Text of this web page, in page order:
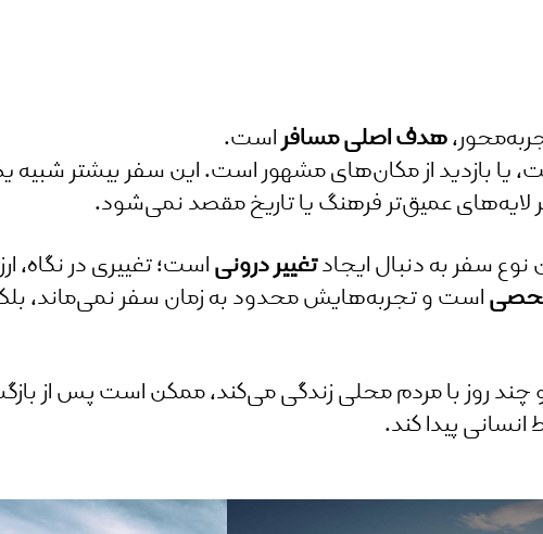
هدف اصلی مسافر است.
یا بازدید از مکان‌های مشهور است. این سفر بیشتر شبیه
عمیق‌تر فرهنگ یا تاریخ مقصد نمی‌شود.
سفر به دنبال ایجادتغییر درونی است؛ تغییری در نگاه،
است و تجربه‌هایش محدود به زمان سفر نمی‌ماند،
روز با مردم محلی زندگی می‌کند، ممکن است پس از
پیدا کند.